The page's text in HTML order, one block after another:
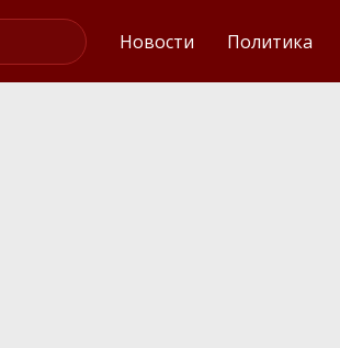
Новости Политика